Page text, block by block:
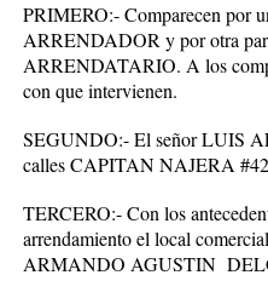
PRIMERO:-Comparecen por
ARRENDADOR y por otra
ARRENDATARIO. A los
con que intervienen.
SEGUNDO:-El señor LUIS
calles CAPITAN NAJERA
TERCERO:-Con los
arrendamiento el local
ARMANDO AGUSTIN